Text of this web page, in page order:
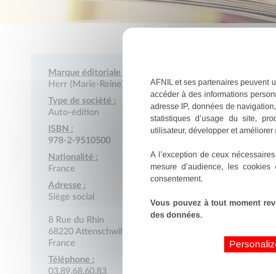
Marque éditoriale :
Herr (Marie-Reine)
Type de société :
Auto-édition
ISBN :
978-2-9510500
Nationalité :
France
Adresse :
Siège social
8 Rue du Rhin
68220 Attenschwiller
France
Téléphone :
03.89.68.60.83
AFNIL et ses partenaires peuvent
accéder à des informations
adresse IP, données de
statistiques d’usage du site,
utilisateur, développer et améliorer
A l’exception de ceux
mesure d’audience, les
consentement.
Vous pouvez à tout moment
des données.